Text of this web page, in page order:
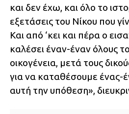
και δεν έχω, και όλο το
εξετάσεις του Νίκου που
Και από ‘κει και πέρα ο
καλέσει έναν-έναν όλους
οικογένεια, μετά τους
για να καταθέσουμε ένας-
αυτή την υπόθεση»,